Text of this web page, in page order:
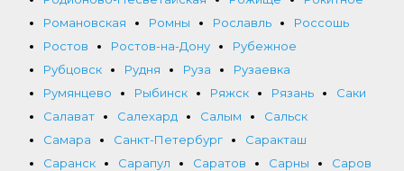
Романовская
Ромны Рославль
Россошь
Ростов
Ростов-на-Дону
Рубежное
Рубцовск
Рудня Руза
Рузаевка
Румянцево
Рыбинск Ряжск Рязань
Саки
Салават
Салехард Салым
Сальск
Самара
Санкт-Петербург
Саракташ
Саранск
Сарапул Саратов Сарны
Саров